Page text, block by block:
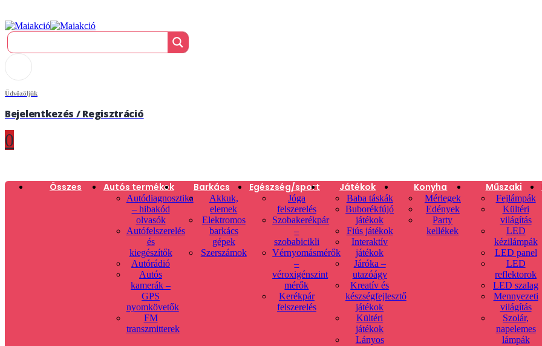
Üdvözöljük
Bejelentkezés / Regisztráció
0
Összes Autós termékek
Autódiagnosztika
– hibakód
olvasók
Autófelszerelés
és
kiegészítők
Autórádió
Autós
kamerák –
GPS
nyomkövetők
FM
transzmitterek
Barkács
Akkuk,
elemek
Elektromos
barkács
gépek
Szerszámok
Egészség/sport
Jóga
felszerelés
Szobakerékpár
–
szobabicikli
Vérnyomásmérők
–
véroxigénszint
mérők
Kerékpár
felszerelés
Játékok
Baba táskák
Buborékfújó
játékok
Fiús játékok
Interaktív
játékok
Járóka –
utazóágy
Kreatív és
készségfejlesztő
játékok
Kültéri
játékok
Lányos
Konyha
Mérlegek
Edények
Party
kellékek
Műszaki
Fejlámpák
Kültéri
világítás
LED
kézilámpák
LED panel
LED
reflektorok
LED szalag
Mennyezeti
világítás
Szolár,
napelemes
lámpák